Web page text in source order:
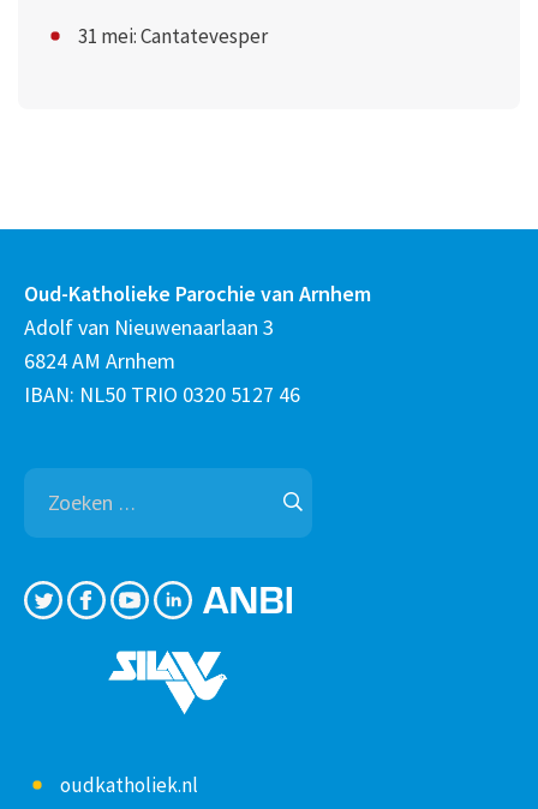
31 mei: Cantatevesper
Oud-Katholieke Parochie van Arnhem
Adolf van Nieuwenaarlaan 3
6824 AM Arnhem
IBAN: NL50 TRIO 0320 5127 46
Zoeken
naar:
oudkatholiek.nl